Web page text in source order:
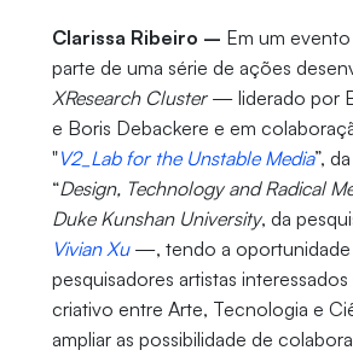
Clarissa Ribeiro – Em um
parte de uma série de ações
XResearch Cluster— liderado por
e Boris Debackere e em
"V2_Lab for the Unstable Media”,
“Design, Technology and Radical
Duke Kunshan University, da
Vivian Xu—, tendo a oportunidade
pesquisadores artistas
criativo entre Arte, Tecnologia e
ampliar as possibilidade de